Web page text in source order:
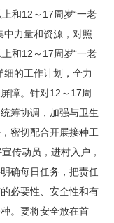
和12～17周岁“一老
中力量和资源，对照
和12～17周岁“一老
细的工作计划，全力
障。针对12～17周
筹协调，加强与卫生
密切配合开展接种工
传动员，进村入户，
确每日任务，把责任
必要性、安全性和有
。要将安全放在首